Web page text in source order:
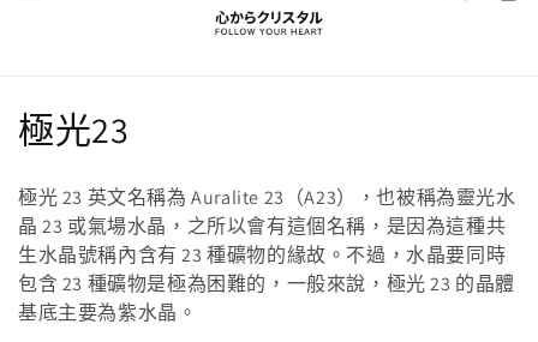
商
品
系
列
:
極光23
極光 23 英文名稱為 Auralite 23（A23），也被稱為靈光水
晶 23 或氣場水晶，之所以會有這個名稱，是因為這種共
生水晶號稱內含有 23 種礦物的緣故。不過，水晶要同時
包含 23 種礦物是極為困難的，一般來說，極光 23 的晶體
基底主要為紫水晶。